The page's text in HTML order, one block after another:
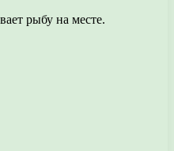
рыбу на месте.